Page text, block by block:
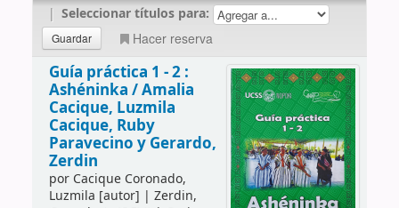
| Seleccionar títulos para:
Hacer reserva
Guía práctica 1 - 2 :
Ashéninka /Amalia
Cacique, Luzmila
Cacique, Ruby
Paravecino y Gerardo,
Zerdin
por Cacique Coronado,
Luzmila [autor] | Zerdin,